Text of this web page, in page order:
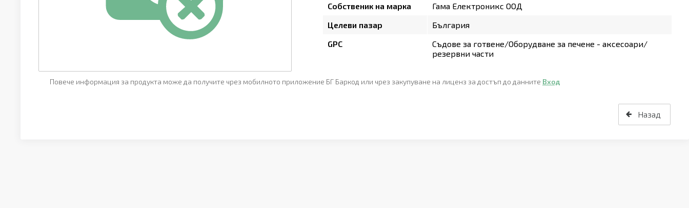
Собственик на марка
Гама Електроникс ООД
Целеви пазар
България
GPC
Съдове за готвене/Оборудване за печене - аксесоари/
резервни части
Повече информация за продукта може да получите чрез мобилното приложение БГ Баркод или чрез закупуване на лиценз за достъп до данните Вход
Назад